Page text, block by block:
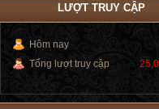
LƯỢT TRUY CẬP
Hôm nay
Tổng lượt truy cập